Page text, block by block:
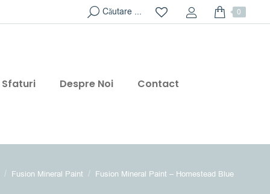
Search:Căutare ... 0
Sfaturi Despre Noi Contact
here:
Fusion Mineral Paint Fusion Mineral Paint – Homestead Blue